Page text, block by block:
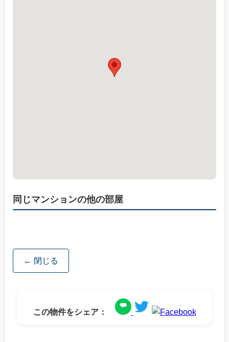
同じマンションの他の部屋
← 閉じる
この物件をシェア：